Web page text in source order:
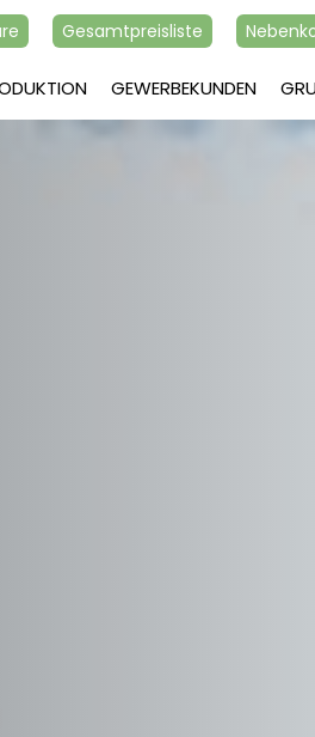
Gesamtpreisliste
GEWERBEKUNDEN